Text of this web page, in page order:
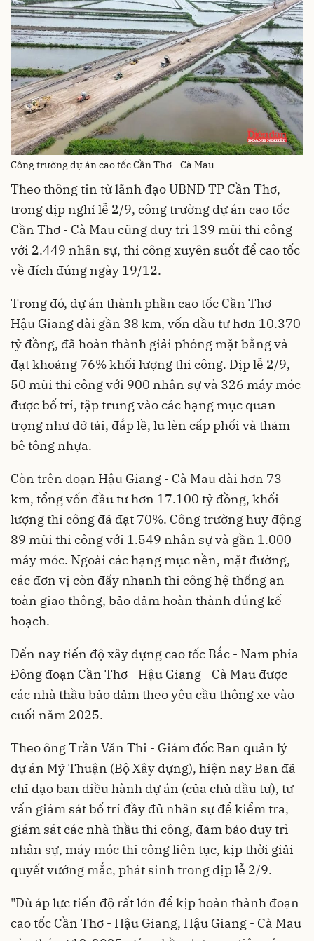
Công trường dự án cao tốc Cần Thơ - Cà Mau
Theo thông tin từ lãnh đạo UBND TP Cần Thơ,
trong dịp nghỉ lễ 2/9, công trường dự án cao tốc
Cần Thơ - Cà Mau cũng duy trì 139 mũi thi công
với 2.449 nhân sự, thi công xuyên suốt để cao tốc
về đích đúng ngày 19/12.
Trong đó, dự án thành phần cao tốc Cần Thơ -
Hậu Giang dài gần 38 km, vốn đầu tư hơn 10.370
tỷ đồng, đã hoàn thành giải phóng mặt bằng và
đạt khoảng 76% khối lượng thi công. Dịp lễ 2/9,
50 mũi thi công với 900 nhân sự và 326 máy móc
được bố trí, tập trung vào các hạng mục quan
trọng như dỡ tải, đắp lề, lu lèn cấp phối và thảm
bê tông nhựa.
Còn trên đoạn Hậu Giang - Cà Mau dài hơn 73
km, tổng vốn đầu tư hơn 17.100 tỷ đồng, khối
lượng thi công đã đạt 70%. Công trường huy động
89 mũi thi công với 1.549 nhân sự và gần 1.000
máy móc. Ngoài các hạng mục nền, mặt đường,
các đơn vị còn đẩy nhanh thi công hệ thống an
toàn giao thông, bảo đảm hoàn thành đúng kế
hoạch.
Đến nay tiến độ xây dựng cao tốc Bắc - Nam phía
Đông đoạn Cần Thơ - Hậu Giang - Cà Mau được
các nhà thầu bảo đảm theo yêu cầu thông xe vào
cuối năm 2025.
Theo ông Trần Văn Thi - Giám đốc Ban quản lý
dự án Mỹ Thuận (Bộ Xây dựng), hiện nay Ban đã
chỉ đạo ban điều hành dự án (của chủ đầu tư), tư
vấn giám sát bố trí đầy đủ nhân sự để kiểm tra,
giám sát các nhà thầu thi công, đảm bảo duy trì
nhân sự, máy móc thi công liên tục, kịp thời giải
quyết vướng mắc, phát sinh trong dịp lễ 2/9.
"Dù áp lực tiến độ rất lớn để kịp hoàn thành đoạn
cao tốc Cần Thơ - Hậu Giang, Hậu Giang - Cà Mau